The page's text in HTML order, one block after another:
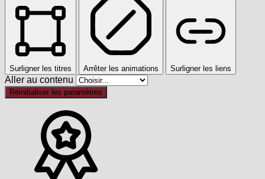
Surligner les titres Arrêter les animations Surligner les liens
Aller au contenu
Réinitialiser les paramètres